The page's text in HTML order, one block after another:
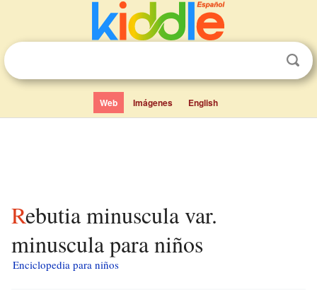
Web Imágenes English
Rebutia minuscula var.
minuscula para niños
Enciclopedia para niños